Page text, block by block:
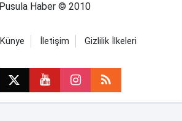
Pusula Haber © 2010
Künye İletişim Gizlilik İlkeleri